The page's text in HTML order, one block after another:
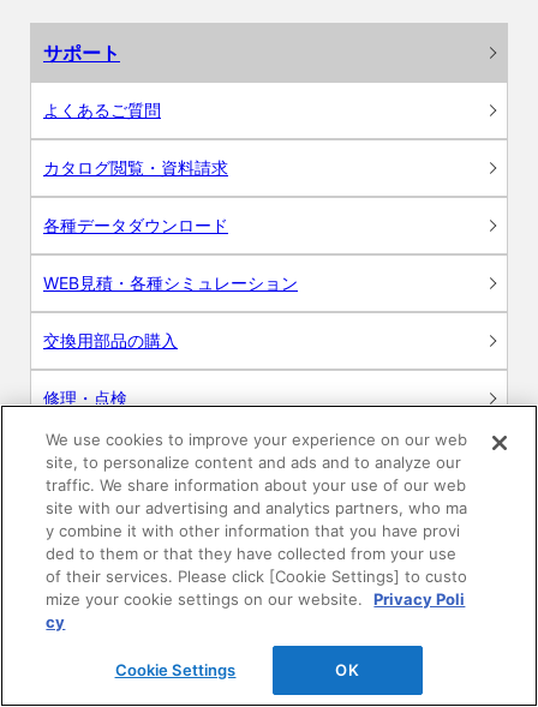
サポート
よくあるご質問
カタログ閲覧・資料請求
各種データダウンロード
WEB見積・各種シミュレーション
交換用部品の購入
修理・点検
お問い合わせ
ログイン
建築・設計関係者様向けサイト
ユーザー登録サービス
WEB見積システム
We use cookies to improve your experience on our web
site, to personalize content and ads and to analyze our
traffic. We share information about your use of our web
site with our advertising and analytics partners, who ma
y combine it with other information that you have provi
ded to them or that they have collected from your use
of their services. Please click [Cookie Settings] to custo
mize your cookie settings on our website.
Privacy Poli
cy
Cookie Settings OK